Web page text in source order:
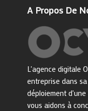
A Propos De
L'agence digitale
entreprise dans
déploiement
vous aidons à